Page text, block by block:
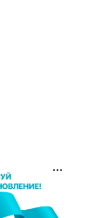
Почему в
цены на
своей